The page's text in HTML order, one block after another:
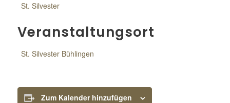
Veranstaltungsort
St. Silvester Bühlingen
St. Silvester
Zum Kalender hinzufügen